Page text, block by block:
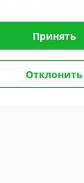
cookies
Принять
Отклонить